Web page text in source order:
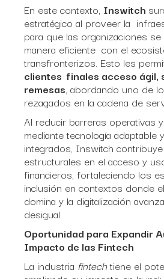
En este contexto, Inswitch
estratégico al proveer la
para que las organizaciones
manera eficiente con el
transfronterizos. Esto les
clientes finales acceso ágil,
remesas, abordando uno de
rezagados en la cadena de
Al reducir barreras operativas
mediante tecnología adaptable
integrados, Inswitch
estructurales en el acceso y
financieros, fortaleciendo los
inclusión en contextos donde
domina y la digitalización
desigual.
Oportunidad para Expandir
Impacto de las Fintech
La industria fintechtiene el